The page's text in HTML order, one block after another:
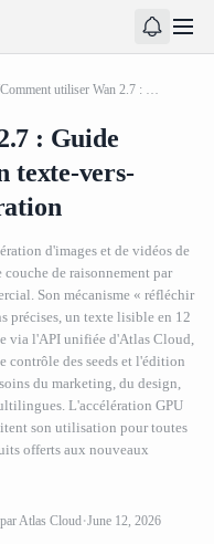
Comment utiliser Wan 2.7 : Guide complet de la génération texte-vers-image de nouvelle génération
: Guide
texte-vers-
d'images et de vidéos de
de raisonnement par
Son mécanisme « réfléchir
précises, un texte lisible en 12
via l'API unifiée d'Atlas Cloud,
contrôle des seeds et l'édition
du marketing, du design,
L'accélération GPU
son utilisation pour toutes
offerts aux nouveaux
Atlas Cloud June 12, 2026
complet de la
génération